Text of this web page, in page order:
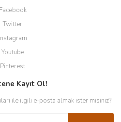
Facebook
Twitter
Youtube
Pinterest
Kayıt Ol!
ile ilgili e-posta almak ister misiniz?